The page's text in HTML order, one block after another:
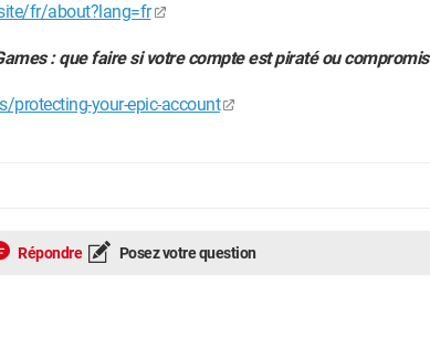
fr/about?lang=fr
: que faire si votre compte est piraté ou compromis
your-epic-account
Répondre Posez votre question